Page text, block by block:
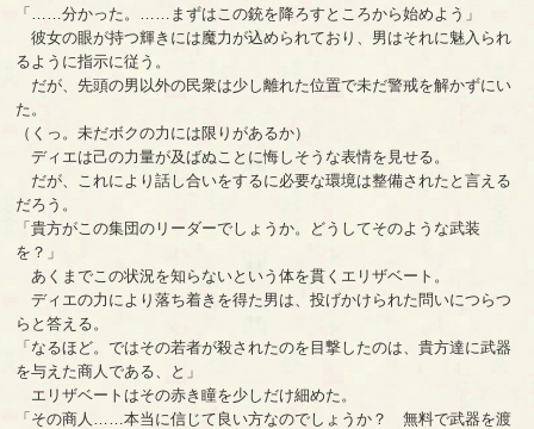
「……分かった。……まずはこの銃を降ろすところから始めよう」
彼女の眼が持つ輝きには魔力が込められており、男はそれに魅入られ
るように指示に従う。
だが、先頭の男以外の民衆は少し離れた位置で未だ警戒を解かずにい
た。
（くっ。未だボクの力には限りがあるか）
ディエは己の力量が及ばぬことに悔しそうな表情を見せる。
だが、これにより話し合いをするに必要な環境は整備されたと言える
だろう。
「貴方がこの集団のリーダーでしょうか。どうしてそのような武装
を？」
あくまでこの状況を知らないという体を貫くエリザベート。
ディエの力により落ち着きを得た男は、投げかけられた問いにつらつ
らと答える。
「なるほど。ではその若者が殺されたのを目撃したのは、貴方達に武器
を与えた商人である、と」
エリザベートはその赤き瞳を少しだけ細めた。
「その商人……本当に信じて良い方なのでしょうか？ 無料で武器を渡